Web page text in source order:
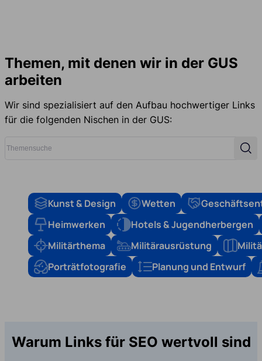
Themen, mit denen wir in der GUS
arbeiten
Wir sind spezialisiert auf den Aufbau hochwertiger Links
für die folgenden Nischen in der GUS:
Kunst & Design Wetten
Heimwerken
Hotels & Jugendherbergen
Militärthema
Militärausrüstung
Porträtfotografie
Planung und Entwurf
Warum Links für SEO wertvoll sind